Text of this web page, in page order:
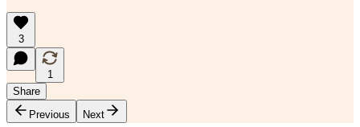
3
1
Share
Previous
Next